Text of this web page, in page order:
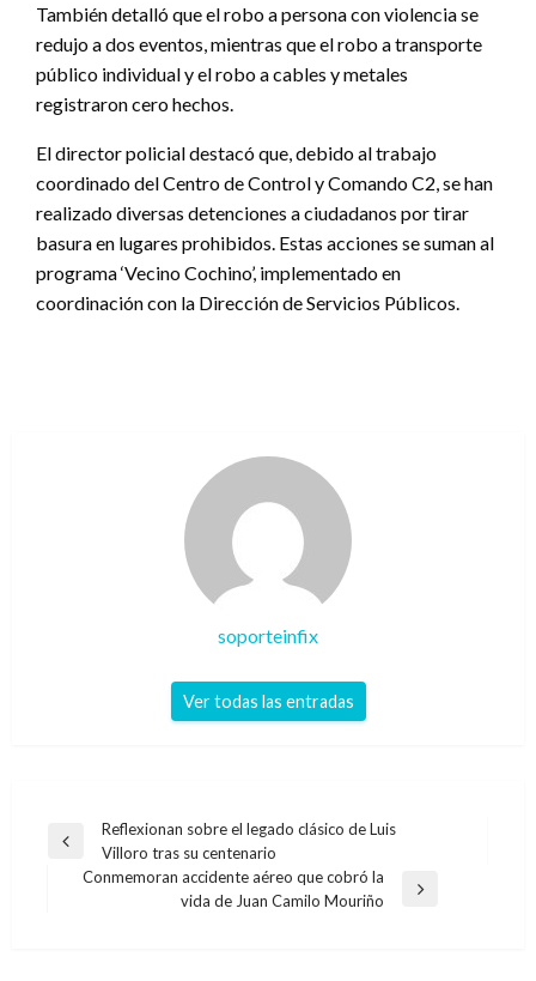
También detalló que el robo a persona con violencia se
redujo a dos eventos, mientras que el robo a transporte
público individual y el robo a cables y metales
registraron cero hechos.
El director policial destacó que, debido al trabajo
coordinado del Centro de Control y Comando C2, se han
realizado diversas detenciones a ciudadanos por tirar
basura en lugares prohibidos. Estas acciones se suman al
programa ‘Vecino Cochino’, implementado en
coordinación con la Dirección de Servicios Públicos.
soporteinfix
Ver todas las entradas
Navegación
Entrada
anterior
Reflexionan sobre el legado clásico de Luis
Villoro tras su centenario
Conmemoran accidente aéreo que cobró la
vida de Juan Camilo Mouriño